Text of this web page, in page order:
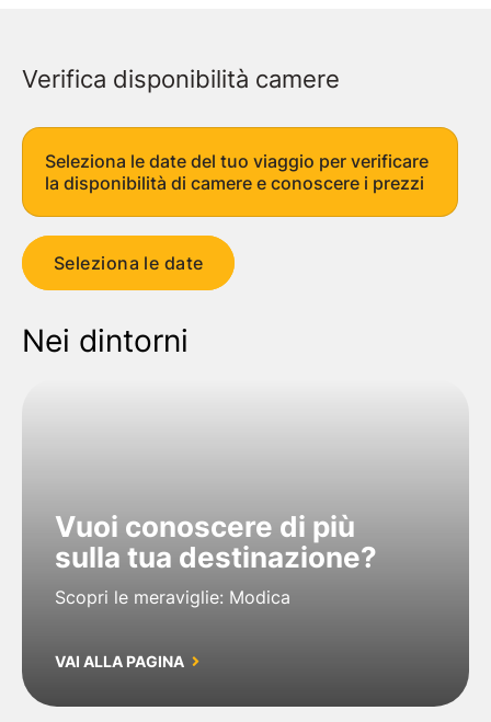
Verifica disponibilità camere
Seleziona le date del tuo viaggio per verificare
la disponibilità di camere e conoscere i prezzi
Seleziona le date
Nei dintorni
Vuoi conoscere di più
sulla tua destinazione?
Scopri le meraviglie: Modica
VAI ALLA PAGINA